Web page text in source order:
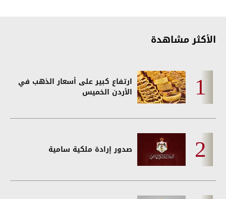
الأكثر مشاهدة
ارتفاع كبير على أسعار الذهب في
الأردن الخميس
صدور إرادة ملكية سامية